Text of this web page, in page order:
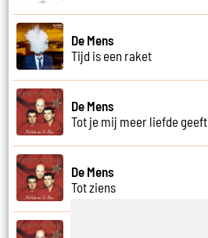
De Mens
Tijd is een raket
De Mens
Tot je mij meer liefde geeft
De Mens
Tot ziens